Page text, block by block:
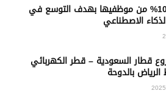
ميتا تسرح 10% من موظفيها بهدف التوسع في
الاصطناعي
قطار السعودية – قطر الكهربائي
الرياض بالدوحة